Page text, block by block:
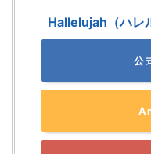
Hallelujah（ハレ
公